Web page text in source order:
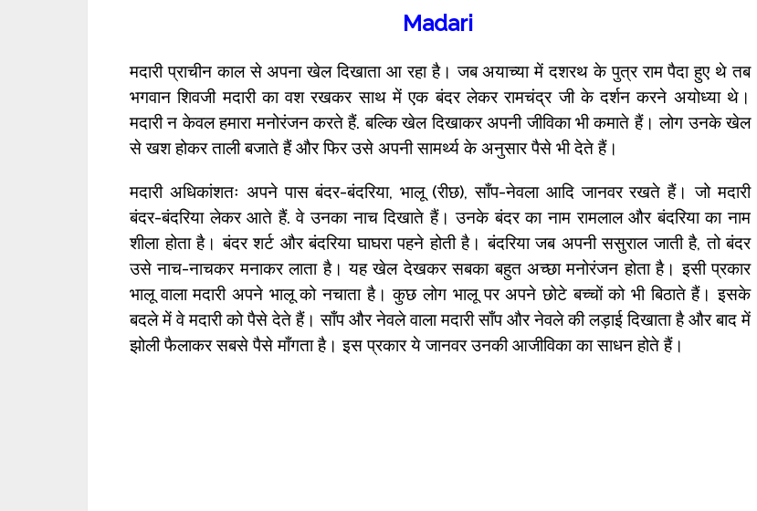
Madari
मदारी प्राचीन काल से अपना खेल दिखाता आ रहा है। जब अयाच्या में दशरथ के पुत्र राम पैदा हुए थे तब
भगवान शिवजी मदारी का वश रखकर साथ में एक बंदर लेकर रामचंद्र जी के दर्शन करने अयोध्या थे।
मदारी न केवल हमारा मनोरंजन करते हैं. बल्कि खेल दिखाकर अपनी जीविका भी कमाते हैं। लोग उनके खेल
से खश होकर ताली बजाते हैं और फिर उसे अपनी सामर्थ्य के अनुसार पैसे भी देते हैं।
मदारी अधिकांशतः अपने पास बंदर-बंदरिया, भालू (रीछ), साँप-नेवला आदि जानवर रखते हैं। जो मदारी
बंदर-बंदरिया लेकर आते हैं. वे उनका नाच दिखाते हैं। उनके बंदर का नाम रामलाल और बंदरिया का नाम
शीला होता है। बंदर शर्ट और बंदरिया घाघरा पहने होती है। बंदरिया जब अपनी ससुराल जाती है, तो बंदर
उसे नाच-नाचकर मनाकर लाता है। यह खेल देखकर सबका बहुत अच्छा मनोरंजन होता है। इसी प्रकार
भालू वाला मदारी अपने भालू को नचाता है। कुछ लोग भालू पर अपने छोटे बच्चों को भी बिठाते हैं। इसके
बदले में वे मदारी को पैसे देते हैं। साँप और नेवले वाला मदारी साँप और नेवले की लड़ाई दिखाता है और बाद में
झोली फैलाकर सबसे पैसे माँगता है। इस प्रकार ये जानवर उनकी आजीविका का साधन होते हैं।